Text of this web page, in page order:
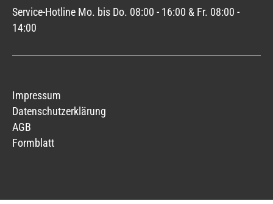
Service-Hotline Mo. bis Do. 08:00 - 16:00 & Fr. 08:00 -
14:00
Impressum
Datenschutzerklärung
AGB
Formblatt